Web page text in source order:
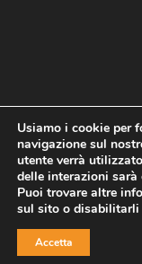
Home
Privacy
Copyright ©
Usiamo i cookie per
navigazione sul
utente verrà
delle interazioni
Puoi trovare altre
sul sito o disabilitarli
Accetta